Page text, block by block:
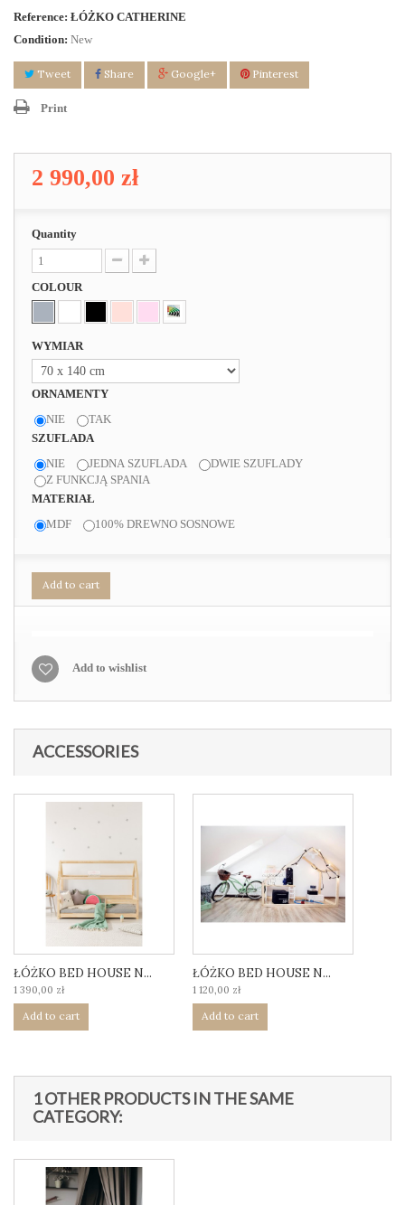
Reference: ŁÓŻKO CATHERINE
Condition: New
Tweet Share Google+ Pinterest
Print
2 990,00 zł
Quantity
COLOUR
WYMIAR
ORNAMENTY
NIE
TAK
SZUFLADA
NIE
JEDNA SZUFLADA
DWIE SZUFLADY
Z FUNKCJĄ SPANIA
MATERIAŁ
MDF
100% DREWNO SOSNOWE
Add to cart
Add to wishlist
ACCESSORIES
ŁÓŻKO BED HOUSE N...
1 390,00 zł
Add to cart
ŁÓŻKO BED HOUSE N...
1 120,00 zł
Add to cart
1 OTHER PRODUCTS IN THE SAME
CATEGORY: